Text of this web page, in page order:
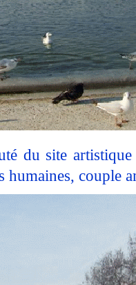
du site
humaines, couple